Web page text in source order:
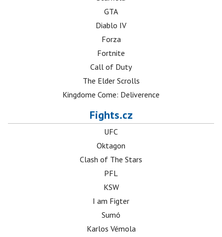
GTA
Diablo IV
Forza
Fortnite
Call of Duty
The Elder Scrolls
Kingdome Come: Deliverence
Fights.cz
UFC
Oktagon
Clash of The Stars
PFL
KSW
I am Figter
Sumó
Karlos Vémola